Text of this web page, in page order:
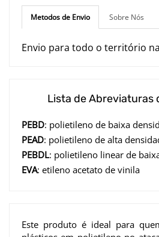
Metodos de Envio Sobre Nós
Envio para todo o território
Lista de Abreviaturas
PEBD: polietileno de baixa
PEAD: polietileno de alta
PEBDL: polietileno linear de
EVA: etileno acetato de vinila
Este produto é ideal para